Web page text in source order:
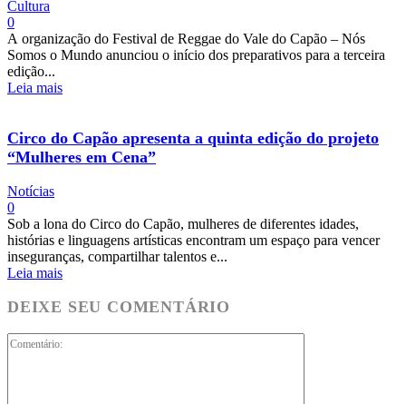
Cultura
0
A organização do Festival de Reggae do Vale do Capão – Nós
Somos o Mundo anunciou o início dos preparativos para a terceira
edição...
Leia mais
Circo do Capão apresenta a quinta edição do projeto
“Mulheres em Cena”
Notícias
0
Sob a lona do Circo do Capão, mulheres de diferentes idades,
histórias e linguagens artísticas encontram um espaço para vencer
inseguranças, compartilhar talentos e...
Leia mais
DEIXE SEU COMENTÁRIO